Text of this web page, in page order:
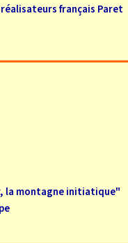
français Paret
la montagne initiatique"